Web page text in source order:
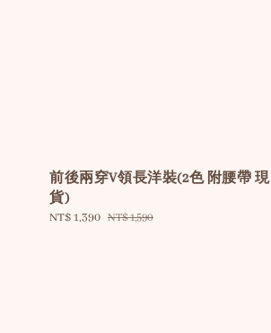
前後兩穿V領長洋裝(2色 附腰帶 現
貨)
Sale
NT$ 1,390 Regular
NT$ 1,590